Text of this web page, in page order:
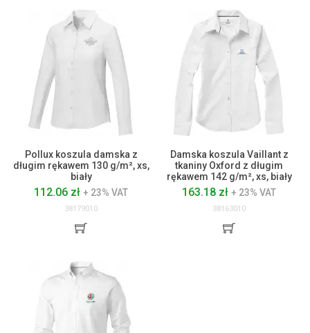
Pollux koszula damska z
długim rękawem 130 g/m², xs,
biały
112.06 zł + 23% VAT
38179010
Damska koszula Vaillant z
tkaniny Oxford z długim
rękawem 142 g/m², xs, biały
163.18 zł + 23% VAT
38163010